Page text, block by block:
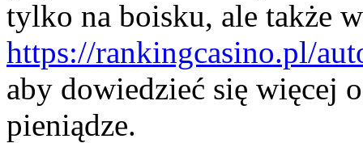
tylko na boisku, ale także
https://rankingcasino.pl/
aby dowiedzieć się więcej
pieniądze.